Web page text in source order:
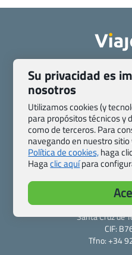
Quienes somos
Pasaporte, Visado, Salud y
Blog de Viajes.com
Preguntas frecuentes
Política de privacidad y
Todas las
Last Minute
c/ Drago,
38660
Santa Cruz de
CIF:
Tfno: +34
Su privacidad es
nosotros
Utilizamos cookies (y
para propósitos técnicos y
como de terceros. Para
navegando en nuestro
Política de cookies,haga
Hagaclic aquípara